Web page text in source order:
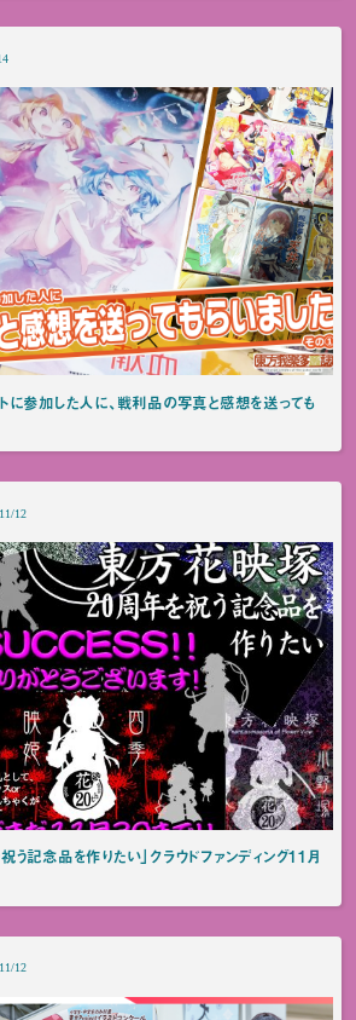
参加した人に、戦利品の写真と感想を送っても
12
う記念品を作りたい」クラウドファンディング11月
12